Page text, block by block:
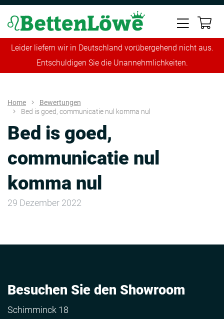
Leider liefern wir in Deutschland vorübergehend nicht aus.
Entschuldigen Sie die Unannehmlichkeiten.
Home
Bewertungen
Bed is goed, communicatie nul komma nul
Bed is goed,
communicatie nul
komma nul
29 Dezember 2022
Besuchen Sie den Showroom
Schimminck 18